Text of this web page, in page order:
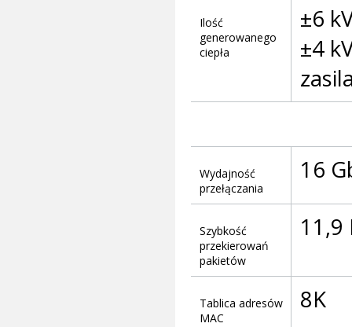
Ilość
generowanego
ciepła
±6
±4
Wydajność
przełączania
16
Szybkość
przekierowań
pakietów
11,9
Tablica adresów
MAC
8K